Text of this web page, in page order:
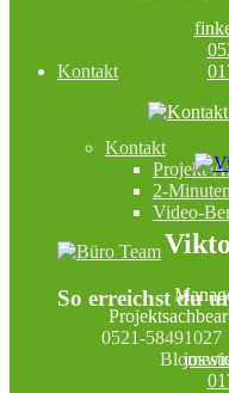
Kontakt
Kontakt
Projekt-
2-
Video-
So erreichst du
0521-58491027